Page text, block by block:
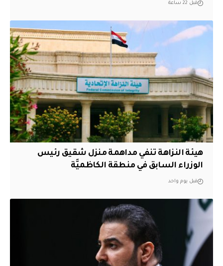
قبل 22 ساعة
هيئة النزاهة تنفي مداهمة منزل شقيق رئيس
الوزراء السابق في منطقة الكاظميَّة
قبل يوم واحد